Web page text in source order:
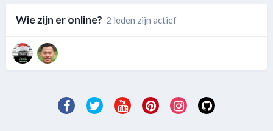
Wie zijn er online? 2 leden zijn actief